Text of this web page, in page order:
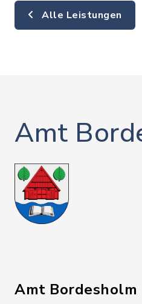
Alle Leistungen
Amt
Amt Bordesholm